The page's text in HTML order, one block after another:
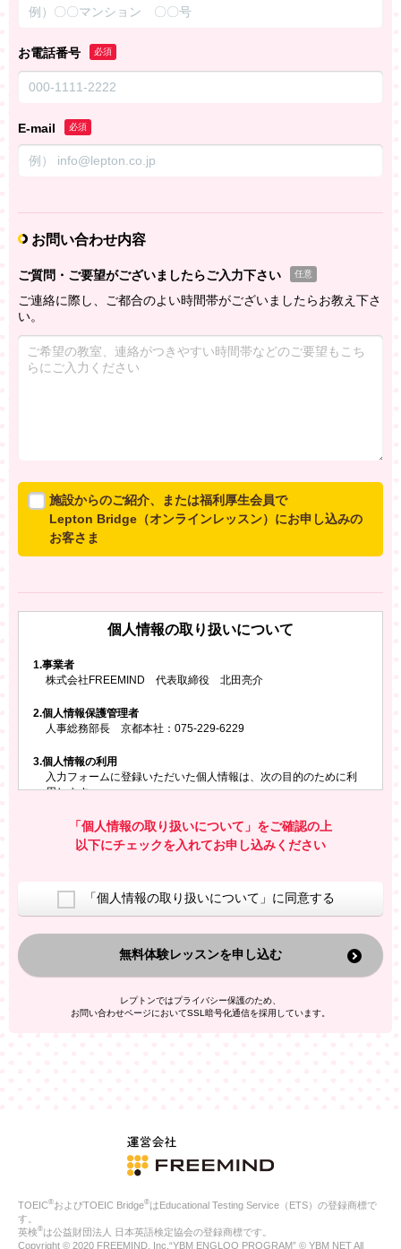
お電話番号 必須
E-mail 必須
お問い合わせ内容
ご質問・ご要望がございましたらご入力下さい 任意
ご連絡に際し、ご都合のよい時間帯がございましたらお教え下さ
い。
施設からのご紹介、または福利厚生会員で
Lepton Bridge（オンラインレッスン）にお申し込みの
お客さま
いいたします。
※ご兄弟姉妹など複数でお申し込みの場合、お一人ず
所属施設名・会員番号またはクーポンコード
所属施設名
会員番号またはクーポンコード
個人情報の取り扱いについて
1.事業者
株式会社FREEMIND 代表取締役 北田亮介
2.個人情報保護管理者
人事総務部長 京都本社：075-229-6229
3.個人情報の利用
入力フォームに登録いただいた個人情報は、次の目的のために利
用します。
お問い合わせにお答えするため
レプトンのキャンペーンや新商品（新サービス）、新規開講教
室等をご案内するため
換した上で、広告・宣伝・販売促進活動に役立てること
上記の利用目的のために第三者へ提供すること
なお、この利用目的を超えた個人情報の取扱いは行いません。ま
た、これ以外の目的で個人情報を利用することはありません。
人情報を、本人が特定されないデータに不可逆変換した上で第三
者広告配信事業者においてマッチングを行い、その結果に基づい
ご本人の同意がある場合
法令に基づく場合
人の生命、身体または財産の保護のために必要がある場合であ
公衆衛生の向上または児童の健全な育成の推進のために特に必
合
「個人情報の取り扱いについて」をご確認の上
以下にチェックを入れてお申し込みください
「個人情報の取り扱いについて」に同意する
無料体験レッスンを申し込む
レプトンではプライバシー保護のため、
お問い合わせページにおいてSSL暗号化通信を採用しています。
TOEIC®およびTOEIC Bridge®はEducational Testing Service（ETS）の登録商標で
す。
英検®は公益財団法人 日本英語検定協会の登録商標です。
Copyright © 2020 FREEMIND, Inc.“YBM ENGLOO PROGRAM” © YBM NET All